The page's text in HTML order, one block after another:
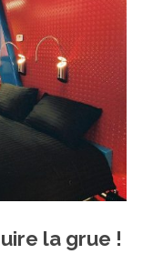
la grue !